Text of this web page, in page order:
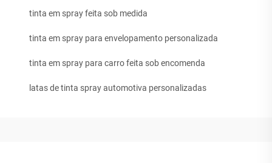
tinta em spray feita sob medida
tinta em spray para envelopamento personalizada
tinta em spray para carro feita sob encomenda
latas de tinta spray automotiva personalizadas